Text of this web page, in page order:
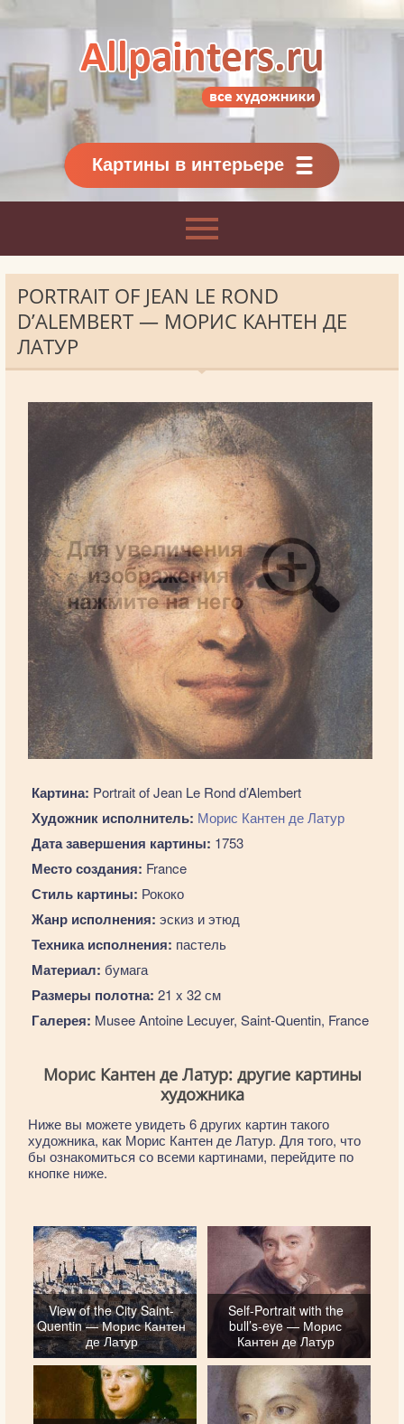
Картины классиков
и современников
Картины в интерьере
PORTRAIT OF JEAN LE ROND
D’ALEMBERT — МОРИС КАНТЕН ДЕ
ЛАТУР
Картина: Portrait of Jean Le Rond d’Alembert
Художник исполнитель: Морис Кантен де Латур
Дата завершения картины: 1753
Место создания: France
Стиль картины: Рококо
Жанр исполнения: эскиз и этюд
Техника исполнения: пастель
Материал: бумага
Размеры полотна: 21 x 32 см
Галерея: Musee Antoine Lecuyer, Saint-Quentin, France
Морис Кантен де Латур: другие картины
художника
Ниже вы можете увидеть 6 других картин такого
художника, как Морис Кантен де Латур. Для того, что
бы ознакомиться со всеми картинами, перейдите по
кнопке ниже.
View of the City Saint-
Quentin — Морис Кантен
де Латур
Self-Portrait with the
bull’s-eye — Морис
Кантен де Латур